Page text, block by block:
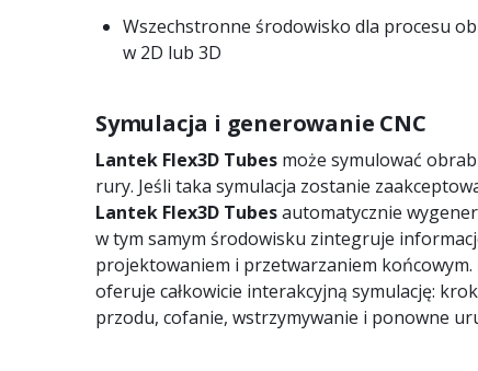
Wszechstronne środowisko dla procesu
w 2D lub 3D
Symulacja i generowanie CNC
Lantek Flex3D Tubes może symulować
rury. Jeśli taka symulacja zostanie
Lantek Flex3D Tubesautomatycznie
w tym samym środowisku zintegruje
projektowaniem i przetwarzaniem końcowym.
oferuje całkowicie interakcyjną symulację:
przodu, cofanie, wstrzymywanie i ponowne